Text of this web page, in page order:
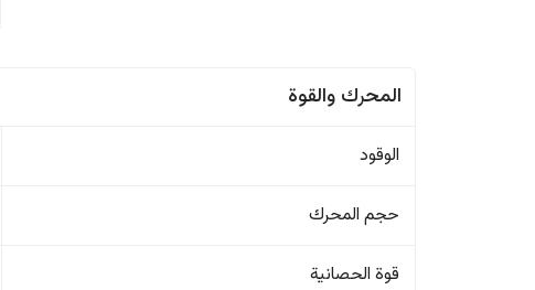
المحرك والقوة
الوقود
حجم المحرك
قوة الحصانية